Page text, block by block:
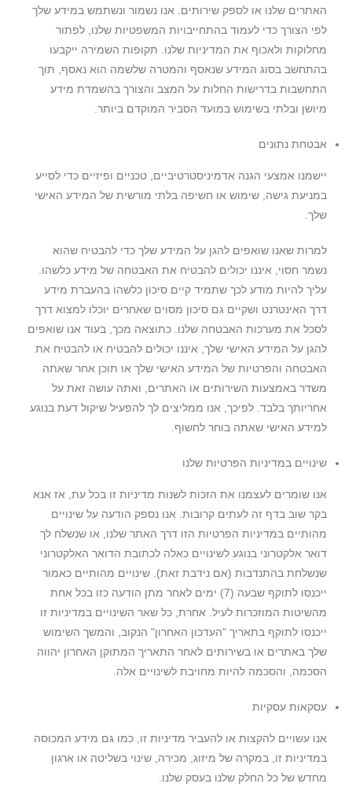
האתרים שלנו או לספק שירותים. אנו נשמור ונשתמש במידע שלך
לפי הצורך כדי לעמוד בהתחייבויות המשפטיות שלנו, לפתור
מחלוקות ולאכוף את המדיניות שלנו. תקופות השמירה ייקבעו
בהתחשב בסוג המידע שנאסף והמטרה שלשמה הוא נאסף, תוך
התחשבות בדרישות החלות על המצב והצורך בהשמדת מידע
מיושן ובלתי בשימוש במועד הסביר המוקדם ביותר.
אבטחת נתונים
יישמנו אמצעי הגנה אדמיניסטרטיביים, טכניים ופיזיים כדי לסייע
במניעת גישה, שימוש או חשיפה בלתי מורשית של המידע האישי
שלך.
למרות שאנו שואפים להגן על המידע שלך כדי להבטיח שהוא
נשמר חסוי, איננו יכולים להבטיח את האבטחה של מידע כלשהו.
עליך להיות מודע לכך שתמיד קיים סיכון כלשהו בהעברת מידע
דרך האינטרנט ושקיים גם סיכון מסוים שאחרים יוכלו למצוא דרך
לסכל את מערכות האבטחה שלנו. כתוצאה מכך, בעוד אנו שואפים
להגן על המידע האישי שלך, איננו יכולים להבטיח או להבטיח את
האבטחה והפרטיות של המידע האישי שלך או תוכן אחר שאתה
משדר באמצעות השירותים או האתרים, ואתה עושה זאת על
אחריותך בלבד. לפיכך, אנו ממליצים לך להפעיל שיקול דעת בנוגע
למידע האישי שאתה בוחר לחשוף.
שינויים במדיניות הפרטיות שלנו
אנו שומרים לעצמנו את הזכות לשנות מדיניות זו בכל עת, אז אנא
בקר שוב בדף זה לעתים קרובות. אנו נספק הודעה על שינויים
מהותיים במדיניות הפרטיות הזו דרך האתר שלנו, או שנשלח לך
דואר אלקטרוני בנוגע לשינויים כאלה לכתובת הדואר האלקטרוני
שנשלחת בהתנדבות (אם נידבת זאת). שינויים מהותיים כאמור
ייכנסו לתוקף שבעה (7) ימים לאחר מתן הודעה כזו בכל אחת
מהשיטות המוזכרות לעיל. אחרת, כל שאר השינויים במדיניות זו
ייכנסו לתוקף בתאריך "העדכון האחרון" הנקוב, והמשך השימוש
שלך באתרים או בשירותים לאחר התאריך המתוקן האחרון יהווה
הסכמה, והסכמה להיות מחויבת לשינויים אלה.
עסקאות עסקיות
אנו עשויים להקצות או להעביר מדיניות זו, כמו גם מידע המכוסה
במדיניות זו, במקרה של מיזוג, מכירה, שינוי בשליטה או ארגון
מחדש של כל החלק שלנו בעסק שלנו.